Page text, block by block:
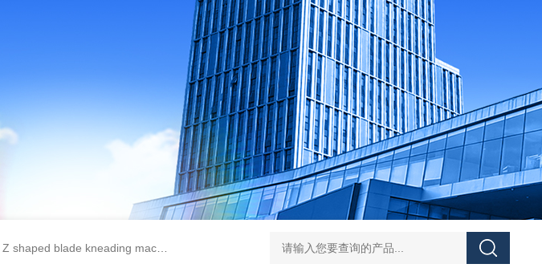
Z shaped blade kneading machineZ型捏合机 Z shaped blade sigma mixerZ型捏合机 Vacuum Kneader真